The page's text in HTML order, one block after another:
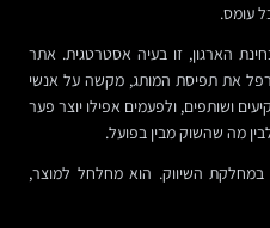
עומס.
הארגון, זו בעיה אסטרטגית. אתר
את תפיסת המותג, מקשה על אנשי
ושותפים, ולפעמים אפילו יוצר פער
מה שהשוק מבין בפועל.
השיווק. הוא מחלחל למוצר,